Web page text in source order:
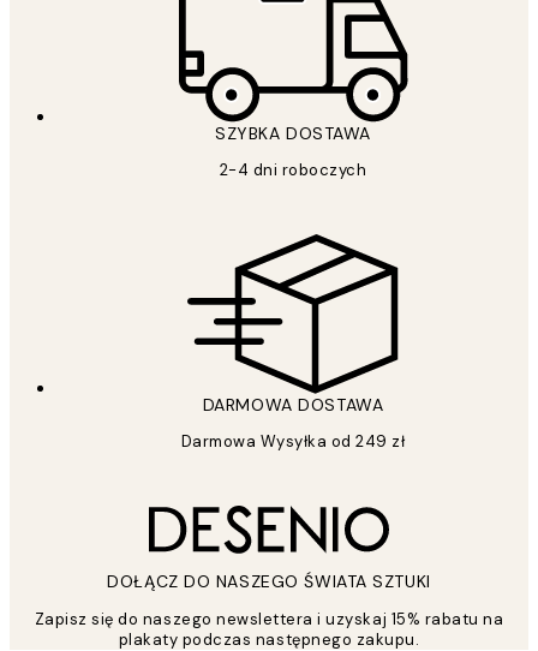
SZYBKA DOSTAWA
2-4 dni roboczych
DARMOWA DOSTAWA
Darmowa Wysyłka od 249 zł
DOŁĄCZ DO NASZEGO ŚWIATA SZTUKI
Zapisz się do naszego newslettera i uzyskaj 15% rabatu na
plakaty podczas następnego zakupu.